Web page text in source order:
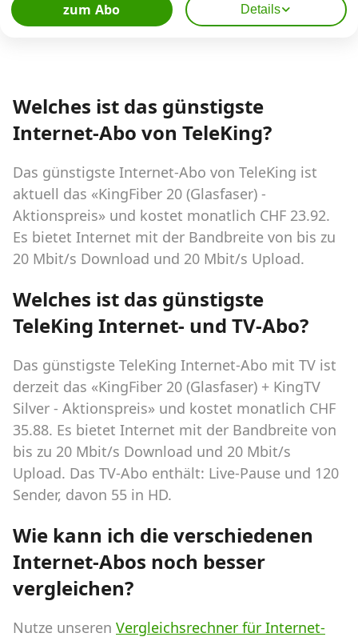
zum Abo Details
Welches ist das günstigste
Internet-Abo von TeleKing?
Das günstigste Internet-Abo von TeleKing ist
aktuell das «KingFiber 20 (Glasfaser) -
Aktionspreis» und kostet monatlich CHF 23.92.
Es bietet Internet mit der Bandbreite von bis zu
20 Mbit/s Download und 20 Mbit/s Upload.
Welches ist das günstigste
TeleKing Internet- und TV-Abo?
Das günstigste TeleKing Internet-Abo mit TV ist
derzeit das «KingFiber 20 (Glasfaser) + KingTV
Silver - Aktionspreis» und kostet monatlich CHF
35.88. Es bietet Internet mit der Bandbreite von
bis zu 20 Mbit/s Download und 20 Mbit/s
Upload. Das TV-Abo enthält: Live-Pause und 120
Sender, davon 55 in HD.
Wie kann ich die verschiedenen
Internet-Abos noch besser
vergleichen?
Nutze unseren Vergleichsrechner für Internet-